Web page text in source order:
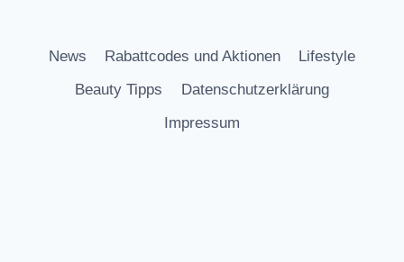
News Rabattcodes und Aktionen
Lifestyle
Beauty Tipps
Datenschutzerklärung
Impressum